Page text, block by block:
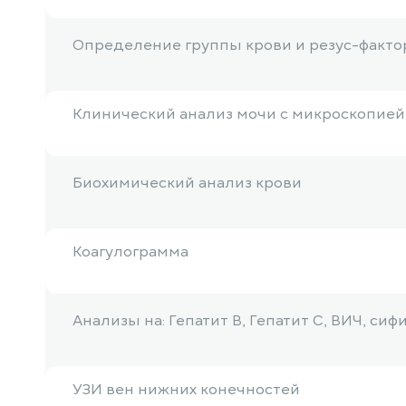
Определение группы крови и резус-
Клинический анализ мочи с
Биохимический анализ крови
Коагулограмма
Анализы на: Гепатит B, Гепатит С, ВИЧ,
УЗИ вен нижних конечностей